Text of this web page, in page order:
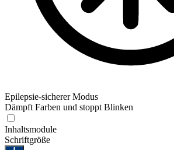
Epilepsie-sicherer Modus
Dämpft Farben und stoppt Blinken
Inhaltsmodule
Schriftgröße